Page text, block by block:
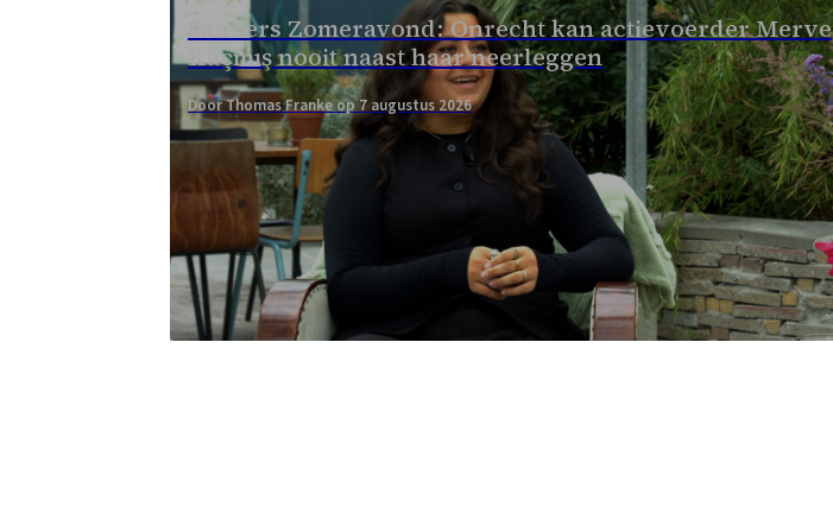
Sanders Zomeravond: Onrecht kan actievoerder Merve
Kaçmış nooit naast haar neerleggen
Door Thomas Franke op 7 augustus 2026